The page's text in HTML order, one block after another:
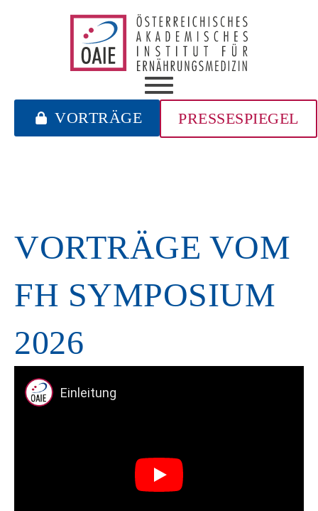
VORTRÄGE PRESSESPIEGEL
VORTRÄGE VOM
FH SYMPOSIUM
2026
Einleitung
Play